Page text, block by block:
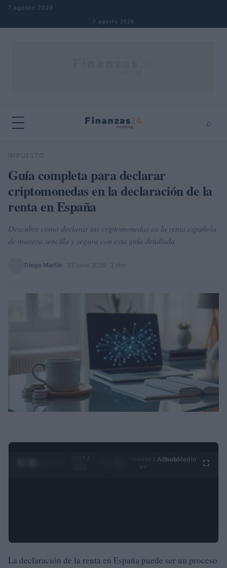
Saltar al contenido
7 agosto 2026
7 agosto 2026
⌕
Buscar
IMPUESTO
Guía completa para declarar
criptomonedas en la declaración de la
renta en España
Descubre cómo declarar tus criptomonedas en la renta española
de manera sencilla y segura con esta guía detallada
Diego Martín 23 junio 2026 · 3 min
0:28 /
Ad hubMedia
La declaración de la renta en España puede ser un proceso